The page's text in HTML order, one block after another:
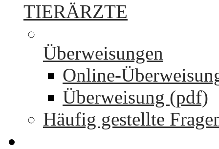
TIERÄRZTE
Überweisungen
Online-
Überweisung (pdf)
Häufig gestellte